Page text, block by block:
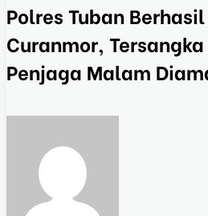
Polres Tuban
Curanmor,
Penjaga Malam